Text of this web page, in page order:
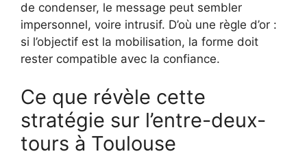
de condenser, le message peut sembler
impersonnel, voire intrusif. D’où une règle d’or :
si l’objectif est la mobilisation, la forme doit
rester compatible avec la confiance.
Ce que révèle cette
stratégie sur l’entre-deux-
tours à Toulouse